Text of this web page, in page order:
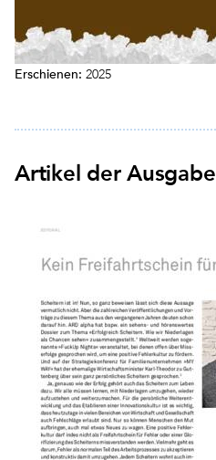
Erschienen: 2025
Artikel der Ausgabe